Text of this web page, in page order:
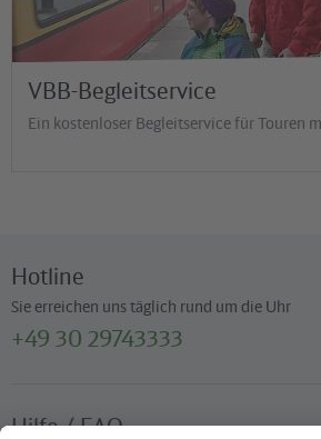
VBB-Begleitservice
Ein kostenloser Begleitservice für Touren
Hotline
Sie erreichen uns täglich rund um die Uhr
+49 30 29743333
Hilfe / FAQ